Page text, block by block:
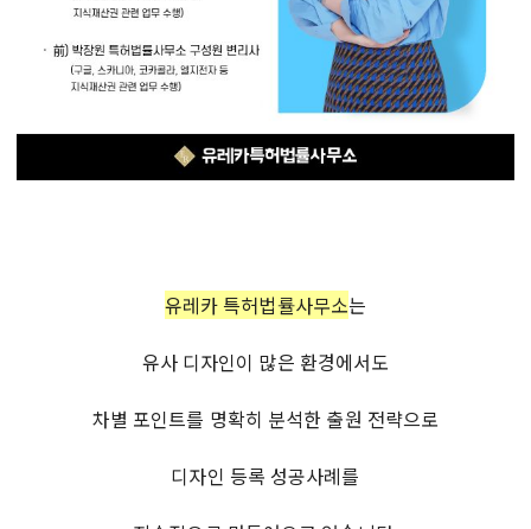
유레카 특허법률사무소는
유사 디자인이 많은 환경에서도
차별 포인트를 명확히 분석한 출원 전략으로
디자인 등록 성공사례를